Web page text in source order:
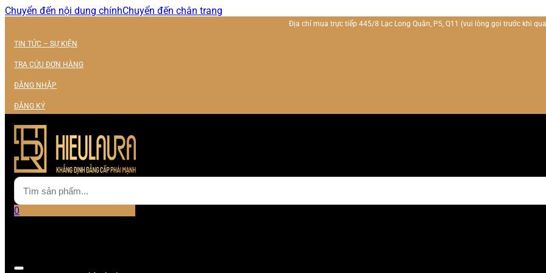
Chuyển đến nội dung chínhChuyển đến chân trang
Địa chỉ mua trực tiếp 445/8 Lạc Long Quân, P5, Q11 (vui lòng gọi trước khi
TIN TỨC – SỰ KIỆN
TRA CỨU ĐƠN HÀNG
ĐĂNG NHẬP
ĐĂNG KÝ
0